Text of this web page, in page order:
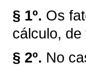
§ 1º. Os
cálculo,
§ 2º. No